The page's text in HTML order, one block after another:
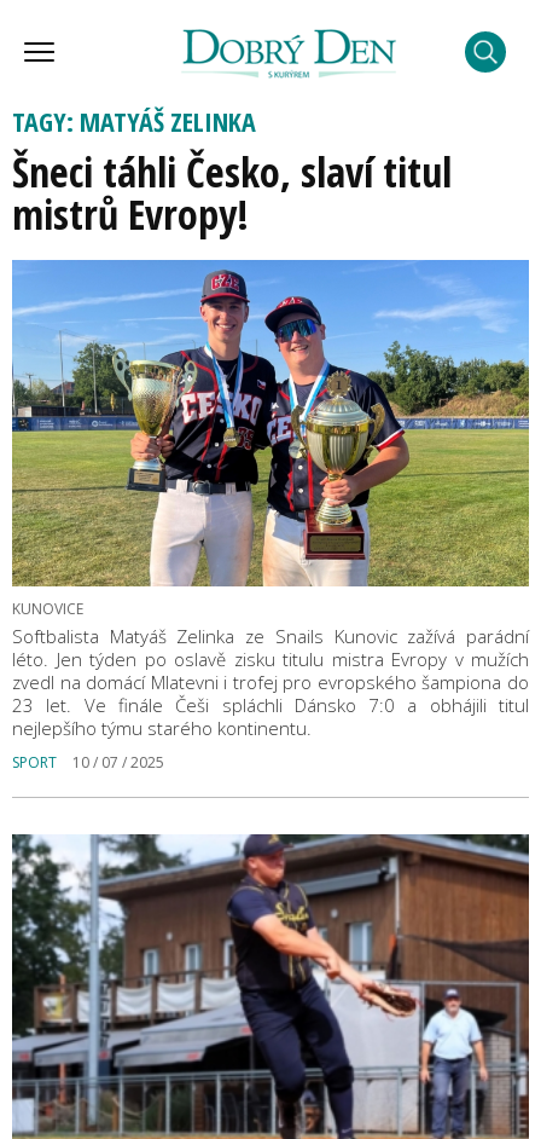
TAGY: MATYÁŠ ZELINKA
Šneci táhli Česko, slaví titul
mistrů Evropy!
KUNOVICE
Softbalista Matyáš Zelinka ze Snails Kunovic zažívá parádní
léto. Jen týden po oslavě zisku titulu mistra Evropy v mužích
zvedl na domácí Mlatevni i trofej pro evropského šampiona do
23 let. Ve finále Češi spláchli Dánsko 7:0 a obhájili titul
nejlepšího týmu starého kontinentu.
SPORT 10 / 07 / 2025